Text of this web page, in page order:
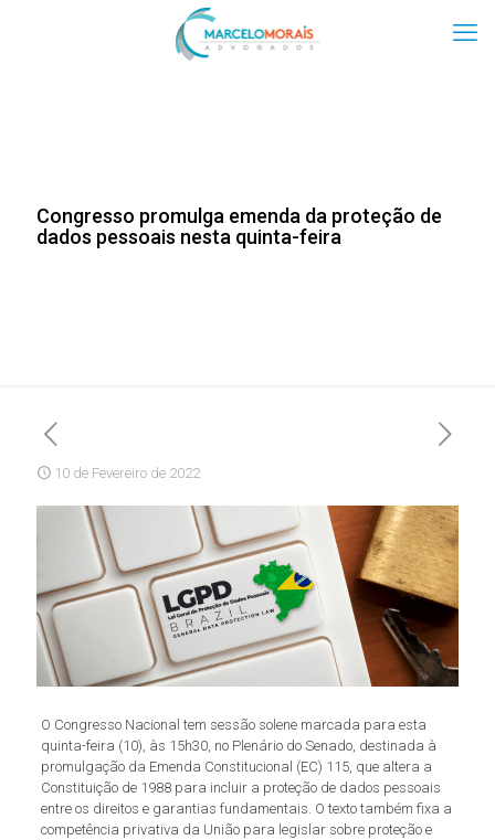
Congresso promulga emenda da proteção de
dados pessoais nesta quinta-feira
10 de Fevereiro de 2022
O Congresso Nacional tem sessão solene marcada para esta
quinta-feira (10), às 15h30, no Plenário do Senado, destinada à
promulgação da Emenda Constitucional (EC) 115, que altera a
Constituição de 1988 para incluir a proteção de dados pessoais
entre os direitos e garantias fundamentais. O texto também fixa a
competência privativa da União para legislar sobre proteção e